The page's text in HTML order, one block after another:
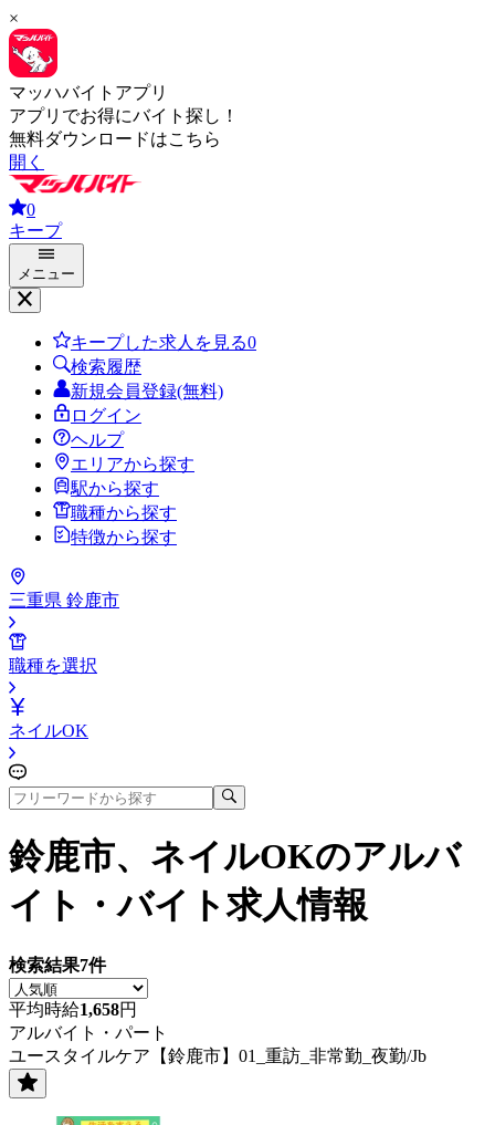
×
マッハバイトアプリ
アプリでお得にバイト探し！
無料ダウンロードはこちら
開く
0
キープ
メニュー
キープした求人を見る0
検索履歴
新規会員登録(無料)
ログイン
ヘルプ
エリアから探す
駅から探す
職種から探す
特徴から探す
三重県 鈴鹿市
職種を選択
ネイルOK
鈴鹿市、ネイルOKのアルバ
イト・バイト求人情報
検索結果7件
平均時給1,658円
アルバイト・パート
ユースタイルケア【鈴鹿市】01_重訪_非常勤_夜勤/Jb